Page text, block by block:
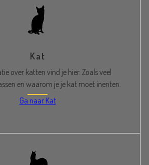
Kat
over katten vind je hier. Zoals veel
en waarom je je kat moet inenten.
Ga naar Kat